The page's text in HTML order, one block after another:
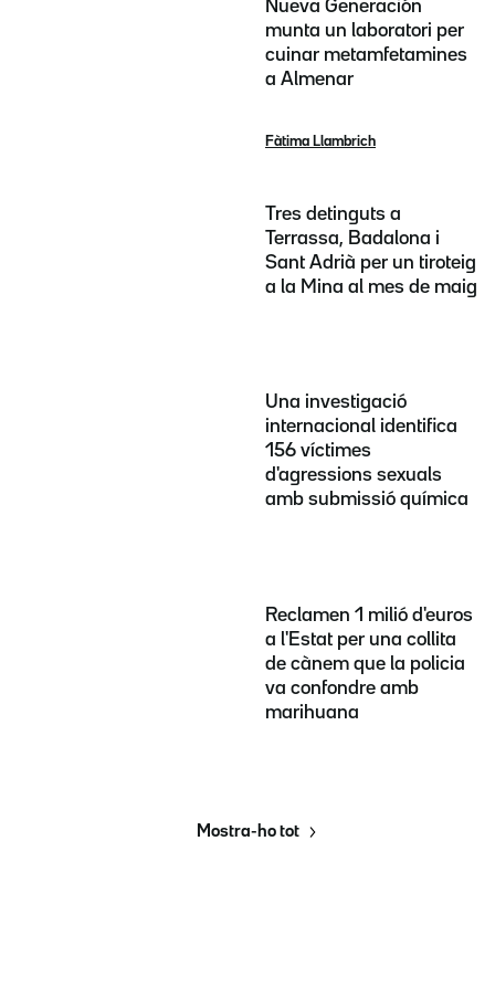
Nueva Generación
munta un laboratori per
cuinar metamfetamines
a Almenar
Fàtima Llambrich
Tres detinguts a
Terrassa, Badalona i
Sant Adrià per un tiroteig
a la Mina al mes de maig
Una investigació
internacional identifica
156 víctimes
d'agressions sexuals
amb submissió química
Reclamen 1 milió d'euros
a l'Estat per una collita
de cànem que la policia
va confondre amb
marihuana
Mostra-ho tot